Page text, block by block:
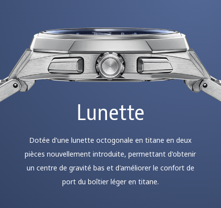
Lunette
Dotée d'une lunette octogonale en titane en deux
pièces nouvellement introduite, permettant d'obtenir
un centre de gravité bas et d'améliorer le confort de
port du boîtier léger en titane.